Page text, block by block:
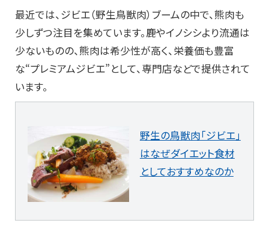
最近では、ジビエ（野生鳥獣肉）ブームの中で、熊肉も
少しずつ注目を集めています。鹿やイノシシより流通は
少ないものの、熊肉は希少性が高く、栄養価も豊富
な“プレミアムジビエ”として、専門店などで提供されて
います。
野生の鳥獣肉「ジビエ」
はなぜダイエット食材
としておすすめなのか